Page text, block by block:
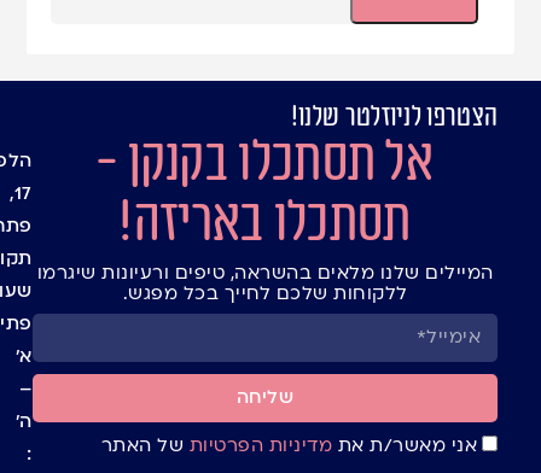
הצטרפו לניוזלטר שלנו!
אל תסתכלו בקנקן -
תסתכלו באריזה!
המיילים שלנו מלאים בהשראה, טיפים ורעיונות שיגרמו
ללקוחות שלכם לחייך בכל מפגש.
אני מאשר/ת את מדיניות הפרטיות של האתר
שליחה
חגים
בלוג
חנות
קשר
17,
א’
–
ה’
: